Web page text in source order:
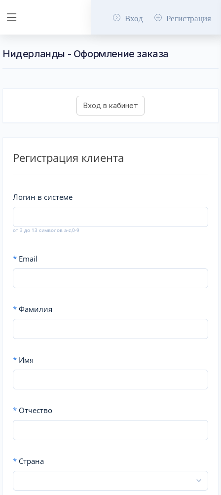
Вход Регистрация
Нидерланды - Оформление заказа
Регистрация клиента
Логин в системе
от 3 до 13 символов a-z,0-9
* Email
* Фамилия
* Имя
* Отчество
* Страна